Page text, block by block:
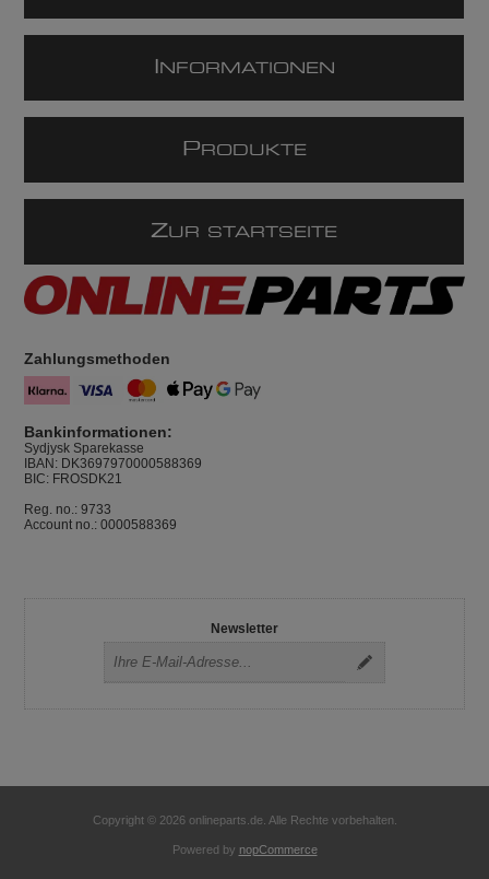
NFORMATIONEN
P RODUKTE
ZUR STARTSEITE
Zahlungsmethoden
Bankinformationen:
Sydjysk Sparekasse
IBAN: DK3697970000588369
BIC: FROSDK21
Reg. no.: 9733
Account no.: 0000588369
Newsletter
Copyright © 2026 onlineparts.de. Alle Rechte vorbehalten.
Powered by nopCommerce